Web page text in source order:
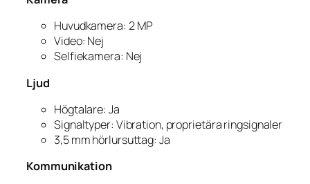
Huvudkamera: 2 MP
Video: Nej
Selfiekamera: Nej
Ljud
Högtalare: Ja
Signaltyper: Vibration, proprietära ringsignaler
3,5 mm hörlursuttag: Ja
Kommunikation